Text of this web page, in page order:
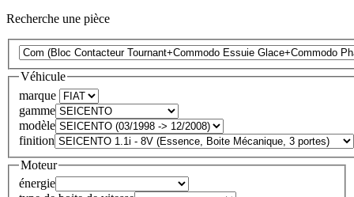
Recherche une pièce
Véhicule
marque
gamme
modèle
finition
Moteur
énergie